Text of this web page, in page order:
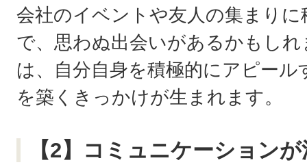
会社のイベントや友人の集まり
で、思わぬ出会いがあるかもし
は、自分自身を積極的にアピー
を築くきっかけが生まれます。
【2】コミュニケーション